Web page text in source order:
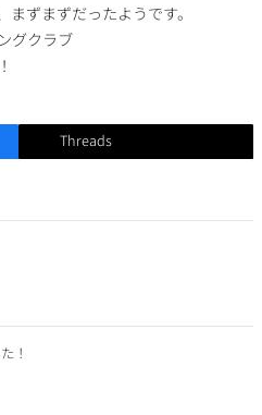
ずまずだったようです。
グクラブ
Threads
！